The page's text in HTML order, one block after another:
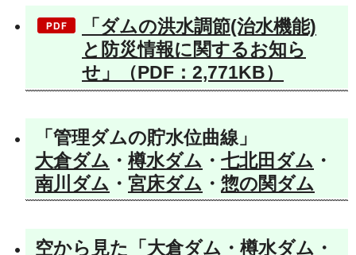
「ダムの洪水調節(治水機能)
と防災情報に関するお知ら
せ」（PDF：2,771KB）
「管理ダムの貯水位曲線」
大倉ダム ・ 樽水ダム ・ 七北田ダム ・
南川ダム ・ 宮床ダム ・ 惣の関ダム
空から見た「大倉ダム・樽水ダム・